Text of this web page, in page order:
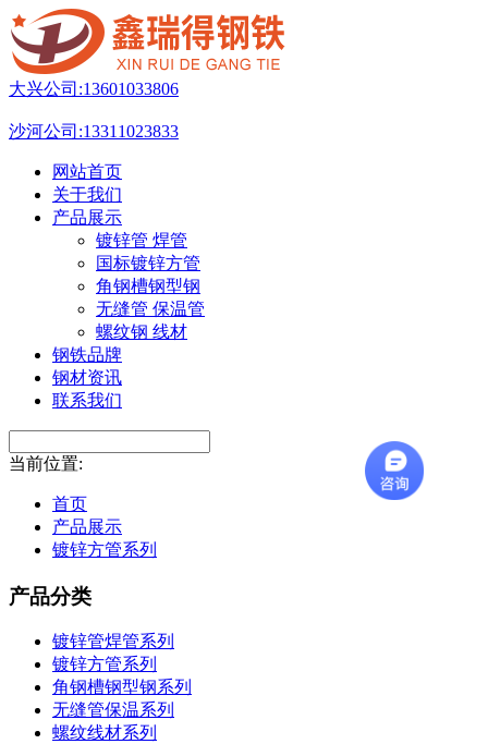
大兴公司:13601033806
沙河公司:13311023833
网站首页
关于我们
产品展示
镀锌管 焊管
国标镀锌方管
角钢槽钢型钢
无缝管 保温管
螺纹钢 线材
钢铁品牌
钢材资讯
联系我们
当前位置:
首页
产品展示
镀锌方管系列
产品分类
镀锌管焊管系列
镀锌方管系列
角钢槽钢型钢系列
无缝管保温系列
螺纹线材系列